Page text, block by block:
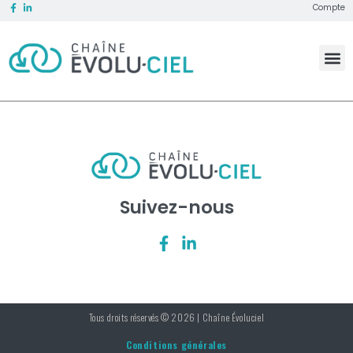
Compte
Suivez-nous
Tous droits réservés © 2026 | Chaîne Évoluciel
Conditions générales